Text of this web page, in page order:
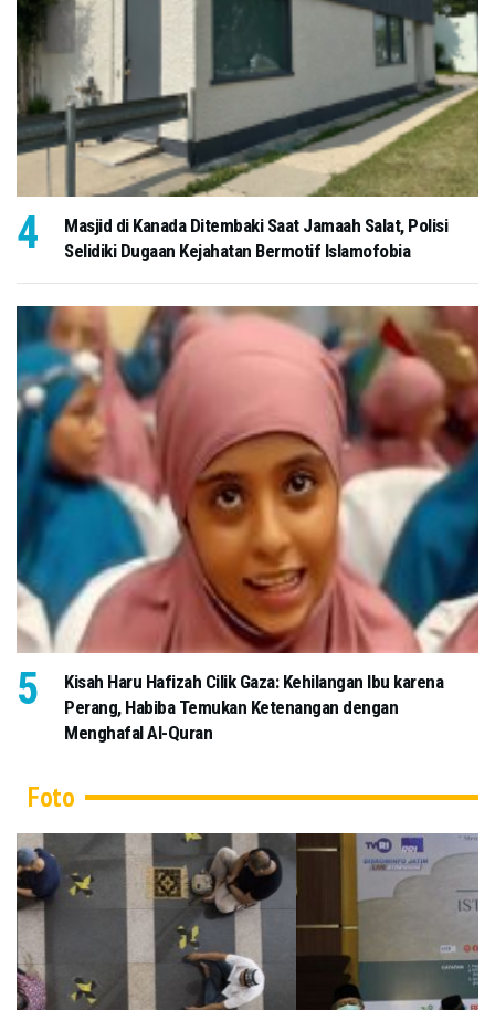
Masjid di Kanada Ditembaki Saat Jamaah Salat, Polisi
Selidiki Dugaan Kejahatan Bermotif Islamofobia
Kisah Haru Hafizah Cilik Gaza: Kehilangan Ibu karena
Perang, Habiba Temukan Ketenangan dengan
Menghafal Al-Quran
Foto